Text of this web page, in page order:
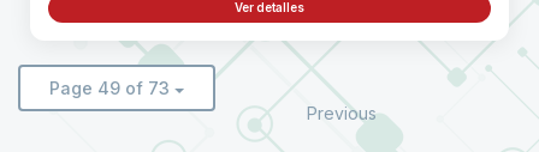
Ver detalles
Page 49 of 73
Previous